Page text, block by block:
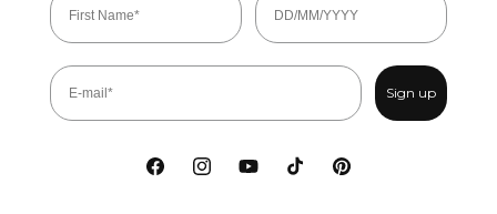
Sign up
FacebookInstagramYoutubeTikTok Pinterest